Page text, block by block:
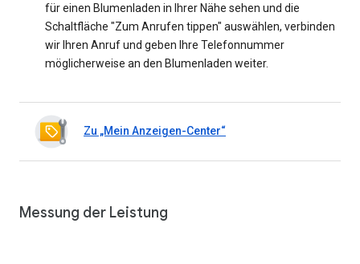
für einen Blumenladen in Ihrer Nähe sehen und die
Schaltfläche "Zum Anrufen tippen" auswählen, verbinden
wir Ihren Anruf und geben Ihre Telefonnummer
möglicherweise an den Blumenladen weiter.
Zu „Mein Anzeigen-Center“
Messung der Leistung